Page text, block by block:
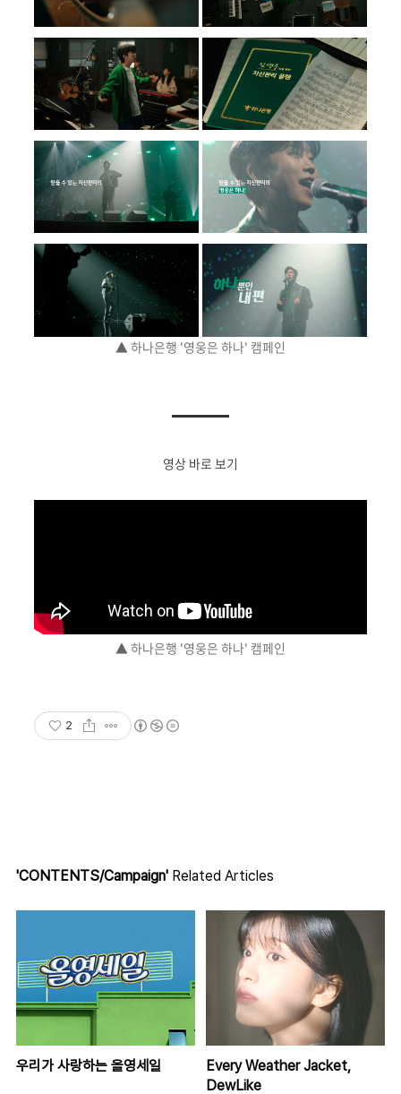
▲ 하나은행 '영웅은 하나' 캠페인
영상 바로 보기
▲ 하나은행 '영웅은 하나' 캠페인
2
'CONTENTS/Campaign' Related Articles
우리가 사랑하는 올영세일
Every Weather Jacket,
DewLike